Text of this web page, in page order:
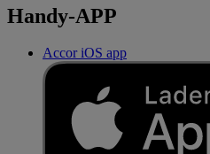
Handy-APP
Accor iOS app